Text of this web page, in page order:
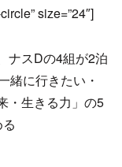
size=”24″]
ナスDの4組が2泊
緒に行きたい・
・生きる力」の5